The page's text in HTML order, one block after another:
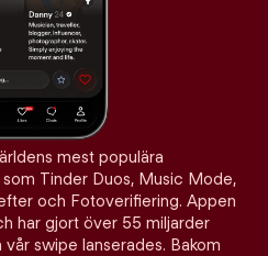
mest populära
Tinder Duos, Music Mode,
och Fotoverifiering. Appen
har gjort över 55 miljarder
swipe lanserades. Bakom